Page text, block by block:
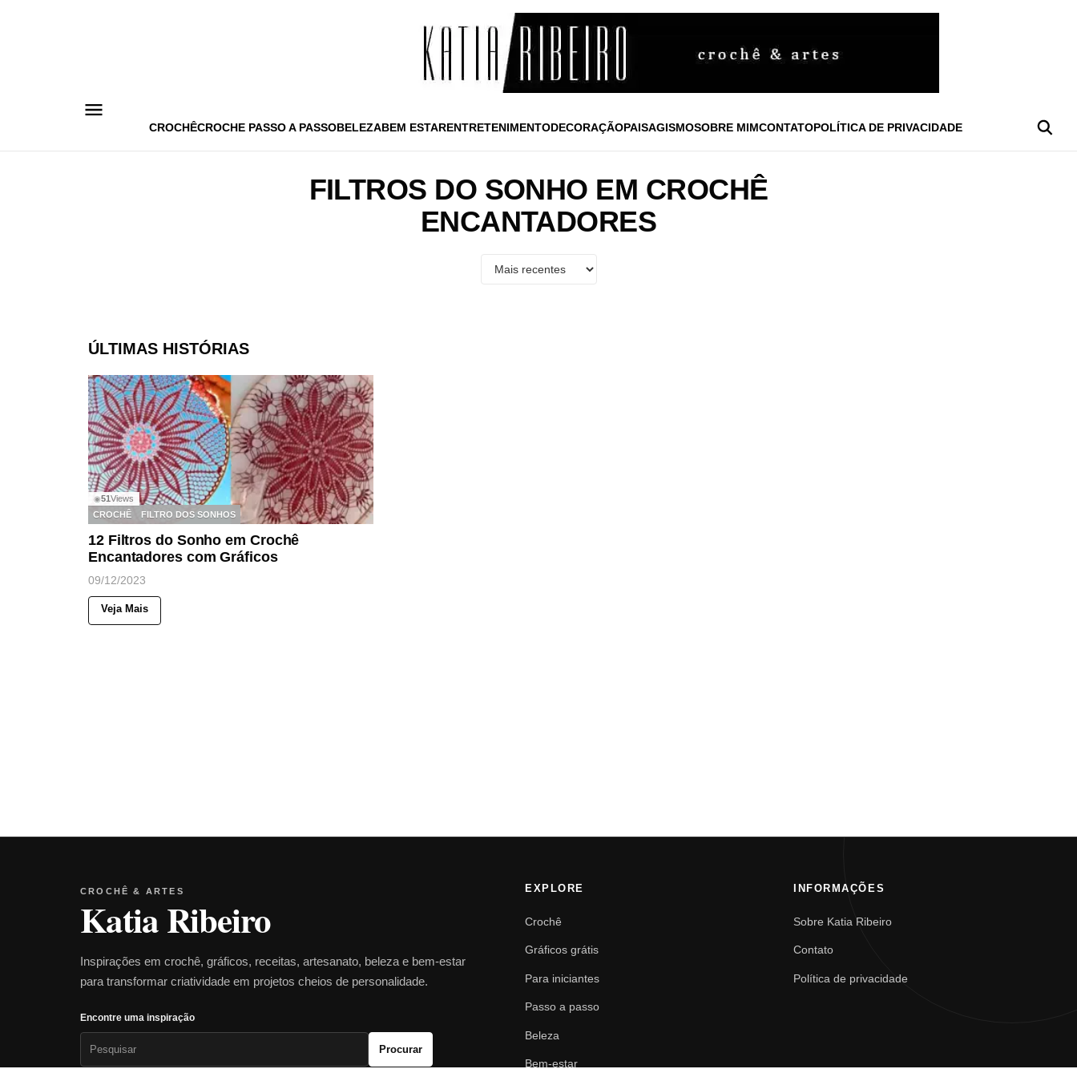
CROCHÊCROCHE PASSO A PASSOBELEZABEM ESTARENTRETENIMENTODECORAÇÃOPAISAGISMOSOBRE MIMCONTATOPOLÍTICA DE PRIVACIDADE
FILTROS DO SONHO EM CROCHÊ
ENCANTADORES
ÚLTIMAS HISTÓRIAS
◉51 Views
CROCHÊ
FILTRO DOS SONHOS
12 Filtros do Sonho em Crochê
Encantadores com Gráficos
09/12/2023
Veja Mais
CROCHÊ & ARTES
Katia Ribeiro
Inspirações em crochê, gráficos, receitas, artesanato, beleza e bem-estar
para transformar criatividade em projetos cheios de personalidade.
Encontre uma inspiração
Procurar
EXPLORE
Crochê
Gráficos grátis
Para iniciantes
Passo a passo
Beleza
Bem-estar
INFORMAÇÕES
Sobre Katia Ribeiro
Contato
Política de privacidade